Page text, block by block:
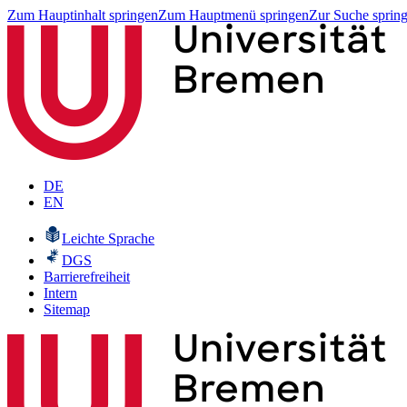
Zum Hauptinhalt springenZum Hauptmenü springenZur Suche
DE
EN
Leichte Sprache
DGS
Barrierefreiheit
Intern
Sitemap